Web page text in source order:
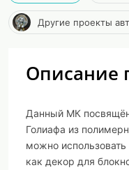
Другие проекты
Описание
Данный МК
Голиафа из
можно
как декор для